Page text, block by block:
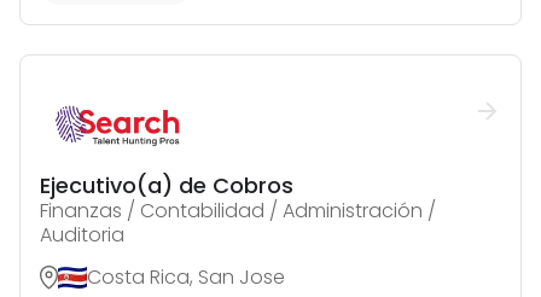
Ejecutivo(a) de Cobros
Finanzas / Contabilidad / Administración /
Auditoria
Costa Rica, San Jose